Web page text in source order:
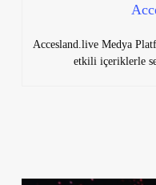
Accesland.live Medya
etkili içeriklerle